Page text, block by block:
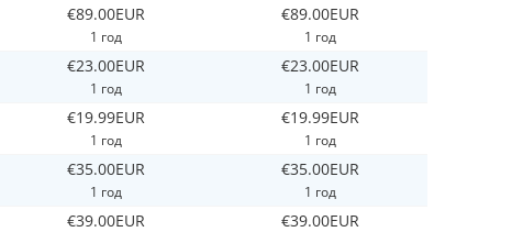
€89.00EUR
1 год
€89.00EUR
1 год
€23.00EUR
1 год
€23.00EUR
1 год
€19.99EUR
1 год
€19.99EUR
1 год
€35.00EUR
1 год
€35.00EUR
1 год
€39.00EUR €39.00EUR